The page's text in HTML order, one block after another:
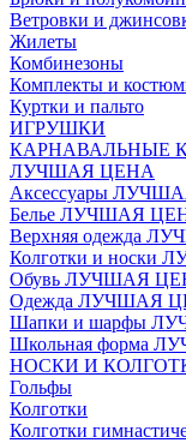
Ветровки и
Жилеты
Комбинезоны
Комплекты и
Куртки и пальто
ИГРУШКИ
КАРНАВАЛЬНЫЕ
ЛУЧШАЯ ЦЕНА
Аксессуары
Белье ЛУЧШАЯ
Верхняя одежда
Колготки и носки
Обувь ЛУЧШАЯ
Одежда ЛУЧШАЯ
Шапки и шарфы
Школьная форма
НОСКИ И
Гольфы
Колготки
Колготки